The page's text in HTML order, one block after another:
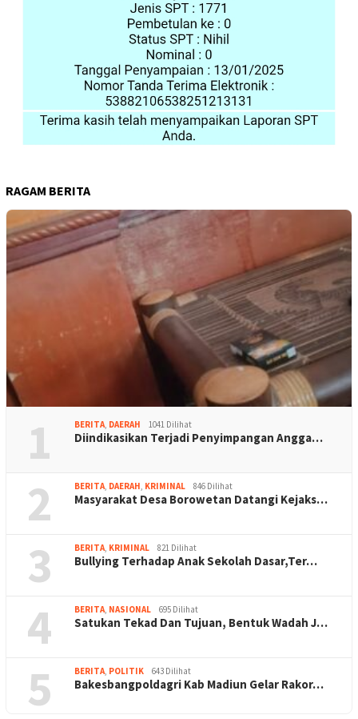
RAGAM BERITA
1 BERITA, DAERAH 1041 Dilihat
Diindikasikan Terjadi Penyimpangan Angga…
2 BERITA, DAERAH, KRIMINAL 846 Dilihat
Masyarakat Desa Borowetan Datangi Kejaks…
3 BERITA, KRIMINAL 821 Dilihat
Bullying Terhadap Anak Sekolah Dasar,Ter…
4 BERITA, NASIONAL 695 Dilihat
Satukan Tekad Dan Tujuan, Bentuk Wadah J…
5 BERITA, POLITIK 643 Dilihat
Bakesbangpoldagri Kab Madiun Gelar Rakor…